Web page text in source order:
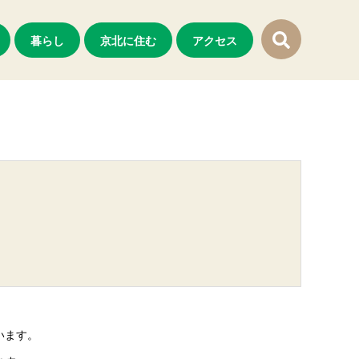
暮らし 京北に住む アクセス
す。